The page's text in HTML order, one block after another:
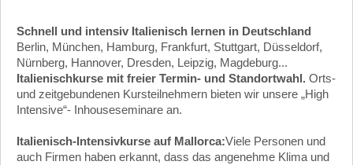
Schnell und intensiv Italienisch lernen in Deutschland
Berlin, München, Hamburg, Frankfurt, Stuttgart, Düsseldorf,
Nürnberg, Hannover, Dresden, Leipzig, Magdeburg...
Italienischkurse mit freier Termin- und Standortwahl. Orts-
und zeitgebundenen Kursteilnehmern bieten wir unsere „High
Intensive“- Inhouseseminare an.
Italienisch-Intensivkurse auf Mallorca:Viele Personen und
auch Firmen haben erkannt, dass das angenehme Klima und